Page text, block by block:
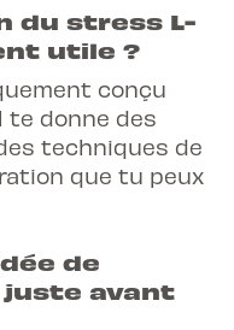
du stress L-
utile ?
conçu
te donne des
techniques de
que tu peux
de
juste avant